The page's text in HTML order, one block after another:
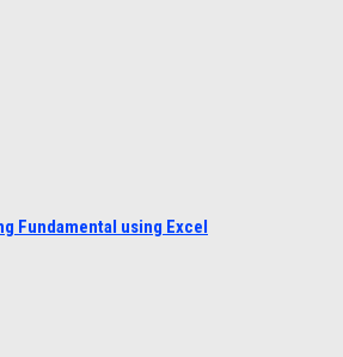
Fundamental using Excel